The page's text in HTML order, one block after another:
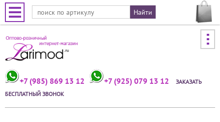
Jump to navigation
+7 (985) 869 13 12 +7 (925) 079 13 12
ЗАКАЗАТЬ
БЕСПЛАТНЫЙ ЗВОНОК